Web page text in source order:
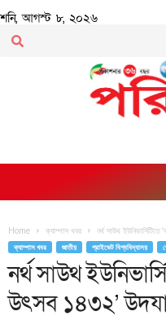
শনি, আগস্ট ৮, ২০২৬
Home ক্যাম্পাস খবর নর্থ সাউথ
ক্যাম্পাস খবর জাতীয় প্রাইভেট বিশ্ববিদ্যালয়
নর্থ সাউথ
উৎসব ১৪৩২’